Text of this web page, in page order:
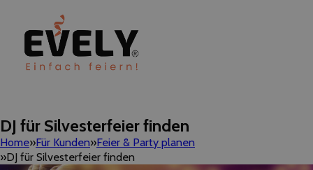
DJ für Silvesterfeier finden
Home Für Kunden Feier & Party planen
DJ für Silvesterfeier finden